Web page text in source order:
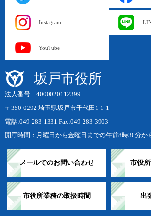
Instagram
YouTube
坂戸市役所
法人番号 4000020112399
〒350-0292 埼玉県坂戸市千代田1-1-1
電話:049-283-1331 Fax:049-283-3903
開庁時間：月曜日から金曜日までの午前8時30分か
メールでのお問い合わせ 市役
市役所業務の取扱時間 出